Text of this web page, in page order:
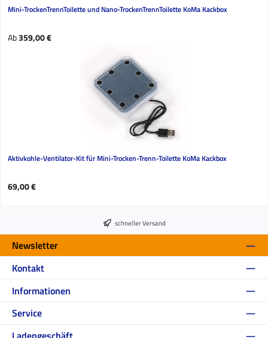
Mini-TrockenTrennToilette und Nano-TrockenTrennToilette KoMa Kackbox
Regulärer Preis:
Ab359,00 €
Aktivkohle-Ventilator-Kit für Mini-Trocken-Trenn-Toilette KoMa Kackbox
Regulärer Preis:
69,00 €
schneller Versand
Newsletter
Kontakt
Informationen
Service